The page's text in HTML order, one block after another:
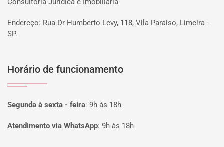
Consultoria Jurídica e Imobiliária
Endereço: Rua Dr Humberto Levy, 118, Vila Paraiso, Limeira -
SP.
Horário de funcionamento
Segunda à sexta - feira: 9h às 18h
Atendimento via WhatsApp: 9h às 18h